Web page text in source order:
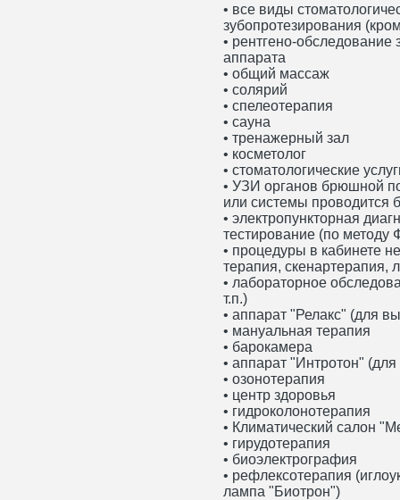
• все виды
зубопротезирования
• рентгено-обследование
аппарата
• общий массаж
• солярий
• спелеотерапия
• сауна
• тренажерный зал
• косметолог
• стоматологические
• УЗИ органов брюшной
или системы проводится
• электропункторная
тестирование (по методу
• процедуры в кабинете
терапия, скенартерапия,
• лабораторное
т.п.)
• аппарат "Релакс" (для
• мануальная терапия
• барокамера
• аппарат "Интротон"
• озонотерапия
• центр здоровья
• гидроколонотерапия
• Климатический салон
• гирудотерапия
• биоэлектрография
• рефлексотерапия
лампа "Биотрон")